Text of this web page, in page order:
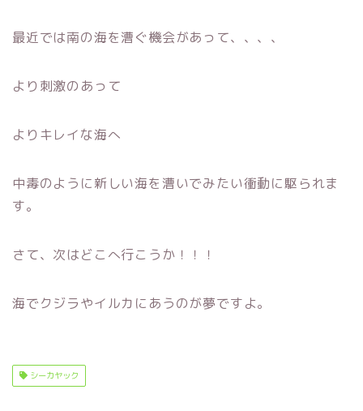
最近では南の海を漕ぐ機会があって、、、、
より刺激のあって
よりキレイな海へ
中毒のように新しい海を漕いでみたい衝動に駆られま
す。
さて、次はどこへ行こうか！！！
海でクジラやイルカにあうのが夢ですよ。
シーカヤック